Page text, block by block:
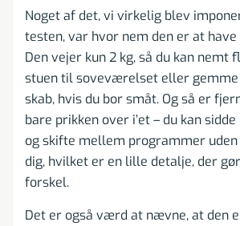
Noget af det, vi virkelig blev
testen, var hvor nem den er at
Den vejer kun 2 kg, så du kan nemt
stuen til soveværelset eller
skab, hvis du bor småt. Og så er
bare prikken over i’et – du kan
og skifte mellem programmer
dig, hvilket er en lille detalje, der
forskel.
Det er også værd at nævne, at den